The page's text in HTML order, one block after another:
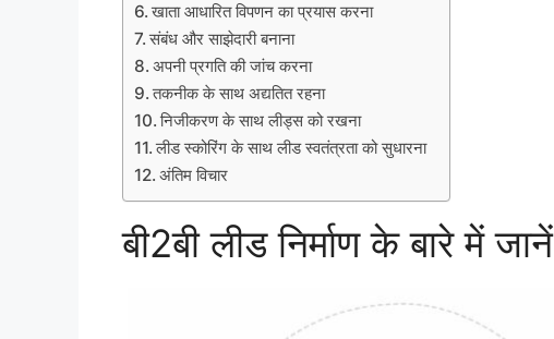
खाता आधारित विपणन का प्रयास करना
संबंध और साझेदारी बनाना
अपनी प्रगति की जांच करना
तकनीक के साथ अद्यतित रहना
निजीकरण के साथ लीड्स को रखना
लीड स्कोरिंग के साथ लीड स्वतंत्रता को सुधारना
अंतिम विचार
बी2बी लीड निर्माण के बारे में जानें